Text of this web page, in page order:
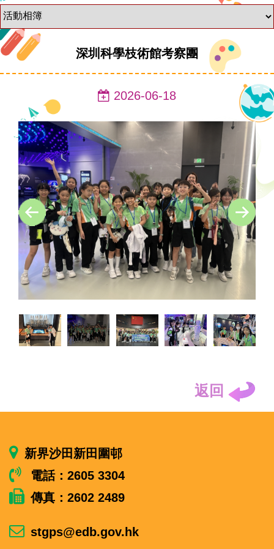
深圳科學枝術館考察團
2026-06-18
返回
新界沙田新田圍邨
電話：2605 3304
傳真：2602 2489
stgps@edb.gov.hk